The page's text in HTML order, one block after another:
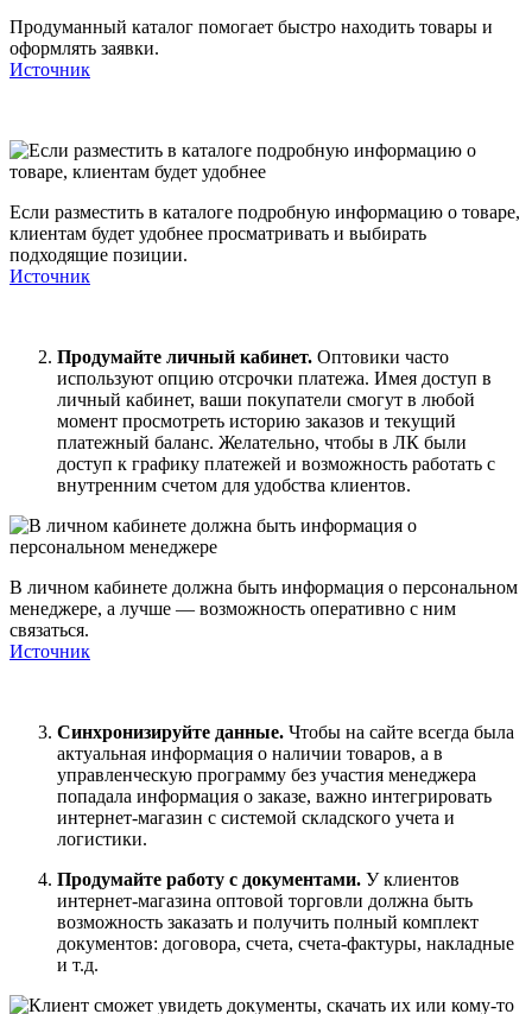
Продуманный каталог помогает быстро находить товары и
оформлять заявки.
Источник
Если разместить в каталоге подробную информацию о товаре,
клиентам будет удобнее просматривать и выбирать
подходящие позиции.
Источник
Продумайте личный кабинет. Оптовики часто
используют опцию отсрочки платежа. Имея доступ в
личный кабинет, ваши покупатели смогут в любой
момент просмотреть историю заказов и текущий
платежный баланс. Желательно, чтобы в ЛК были
доступ к графику платежей и возможность работать с
внутренним счетом для удобства клиентов.
В личном кабинете должна быть информация о персональном
менеджере, а лучше — возможность оперативно с ним
связаться.
Источник
Синхронизируйте данные. Чтобы на сайте всегда была
актуальная информация о наличии товаров, а в
управленческую программу без участия менеджера
попадала информация о заказе, важно интегрировать
интернет-магазин с системой складского учета и
логистики.
Продумайте работу с документами. У клиентов
интернет-магазина оптовой торговли должна быть
возможность заказать и получить полный комплект
документов: договора, счета, счета-фактуры, накладные
и т.д.